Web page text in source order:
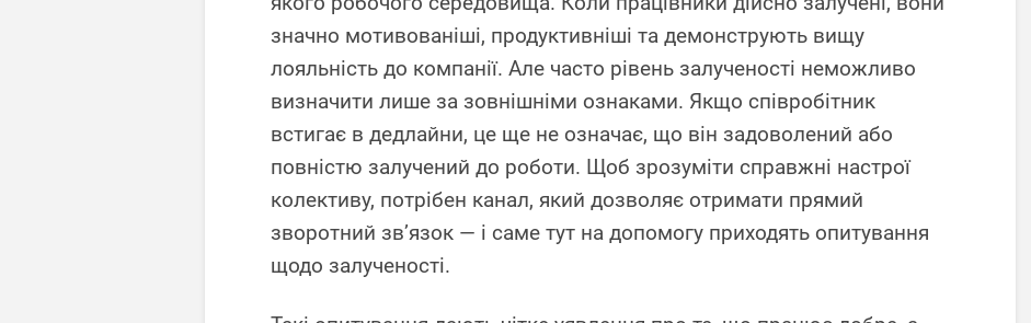
значно мотивованіші, продуктивніші та демонструють вищу
лояльність до компанії. Але часто рівень залученості неможливо
визначити лише за зовнішніми ознаками. Якщо співробітник
встигає в дедлайни, це ще не означає, що він задоволений або
повністю залучений до роботи. Щоб зрозуміти справжні настрої
колективу, потрібен канал, який дозволяє отримати прямий
зворотний зв’язок — і саме тут на допомогу приходять опитування
щодо залученості.